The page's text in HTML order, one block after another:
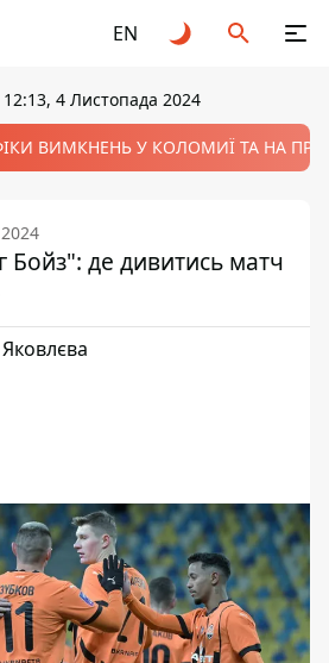
EN
12:13, 4 Листопада 2024
ВИМКНЕНЬ У КОЛОМИЇ ТА НА
де дивитись матч